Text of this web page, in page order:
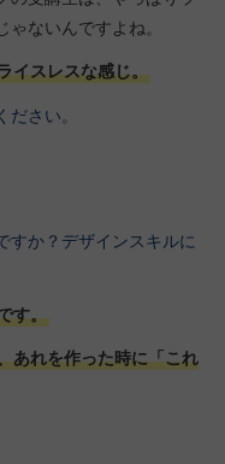
ないんですよね。
イスレスな感じ。
さい。
すか？デザインスキルに
す。
あれを作った時に「これ